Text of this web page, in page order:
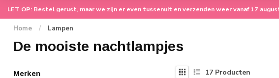
LET OP: Bestel gerust, maar we zijn er even tussenuit en verzenden weer vanaf 17
Home / Lampen
De mooiste nachtlampjes
Merken 17 Producten